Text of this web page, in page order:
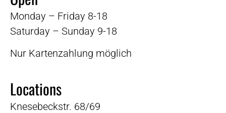
Monday – Friday 8-18
Saturday – Sunday 9-18
Nur Kartenzahlung möglich
Locations
Knesebeckstr. 68/69